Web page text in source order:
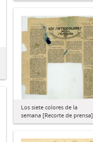
Los siete colores de la
semana [Recorte de prensa]